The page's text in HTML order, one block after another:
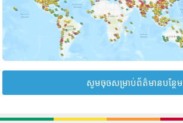
សូមចុចសម្រាប់ព័ត៌មានបន្ថែម